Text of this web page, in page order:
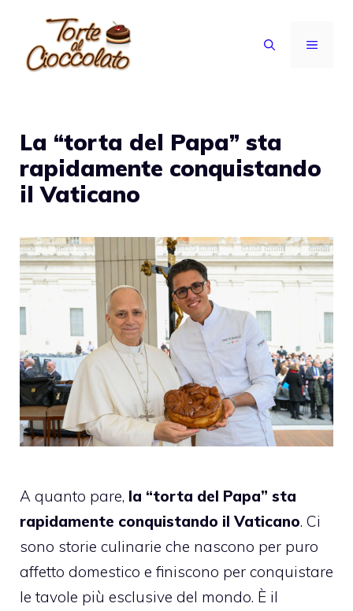
contenuto
MENU
La “torta del Papa” sta
rapidamente conquistando
il Vaticano
A quanto pare, la “torta del Papa” sta
rapidamente conquistando il Vaticano. Ci
sono storie culinarie che nascono per puro
affetto domestico e finiscono per conquistare
le tavole più esclusive del mondo. È il